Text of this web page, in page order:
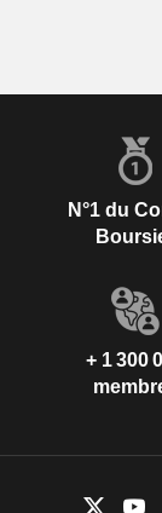
N°1 du
+ 1 300